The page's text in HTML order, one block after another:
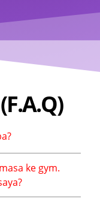
ke gym.